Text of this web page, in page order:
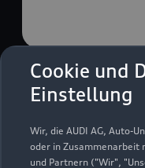
Cookie und
Einstellung
Wir, die AUDI AG, Auto-
oder in Zusammenarbeit
und Partnern ("Wir",
USB Power-
USB Power-
komfortables
oder Laptops.